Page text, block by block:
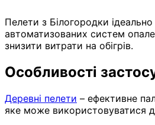
Пелети з Білогородки
автоматизованих систем
знизити витрати на обігрів.
Особливості
Деревні пелети – ефективне
яке може використовуватися